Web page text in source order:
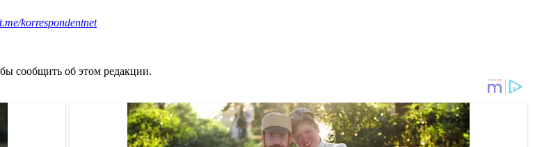
korrespondentnet
сообщить об этом редакции.